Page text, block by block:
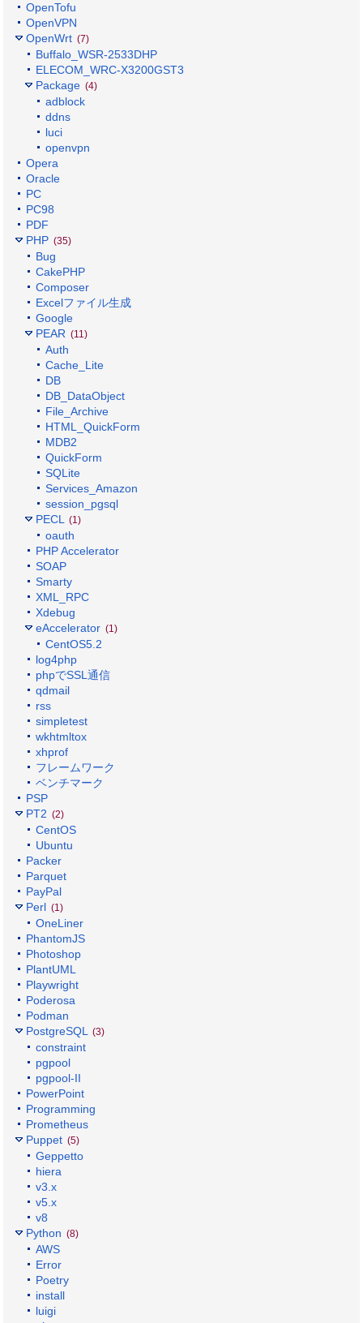
OpenTofu
OpenVPN
OpenWrt (7)
Buffalo_WSR-2533DHP
ELECOM_WRC-X3200GST3
Package (4)
adblock
ddns
luci
openvpn
Opera
Oracle
PC
PC98
PDF
PHP (35)
Bug
CakePHP
Composer
Excelファイル生成
Google
PEAR (11)
Auth
Cache_Lite
DB
DB_DataObject
File_Archive
HTML_QuickForm
MDB2
QuickForm
SQLite
Services_Amazon
session_pgsql
PECL
(1)
oauth
PHP Accelerator
SOAP
Smarty
XML_RPC
Xdebug
eAccelerator (1)
CentOS5.2
log4php
phpでSSL通信
qdmail
rss
simpletest
wkhtmltox
xhprof
フレームワーク
ベンチマーク
PSP
PT2 (2)
CentOS
Ubuntu
Packer
Parquet
PayPal
Perl (1)
OneLiner
PhantomJS
Photoshop
PlantUML
Playwright
Poderosa
Podman
PostgreSQL
(3)
constraint
pgpool
pgpool-II
PowerPoint
Programming
Prometheus
Puppet (5)
Geppetto
hiera
v3.x
v5.x
v8
Python (8)
AWS
Error
Poetry
install
luigi